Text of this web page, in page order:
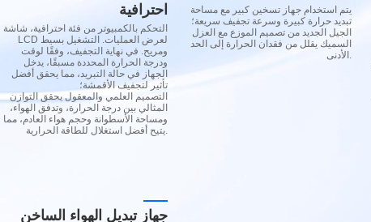
احترافية
التحكم بالكمبيوتر من فئة احترافية، شاشة
LCD لعرض العمليات. التشغيل بسيط
ومريح. في نهاية التجفيف، وفقًا لوقت
ودرجة الحرارة المحددة مسبقًا، يدخل
الجهاز في حالة التبريد، مما يحقق أفضل
تأثير لتجفيف الأقمشة؛
التصميم العلمي والمعقول يحقق التوازن
المثالي بين درجة الحرارة، وتدفق الهواء،
ومساحة الأسطوانة وحجم هواء العادم، مما
يتيح أفضل استغلال للطاقة الحرارية.
يتم استخدام جهاز تسخين كبير مع مساحة
تبديد حرارة كبيرة وسرعة تجفيف سريعة؛
الجيل الجديد من تصميم الموزع مع العزل
السميك يقلل من فقدان الحرارة إلى الحد
الأدنى.
جهاز تبديل الهواء الساخن